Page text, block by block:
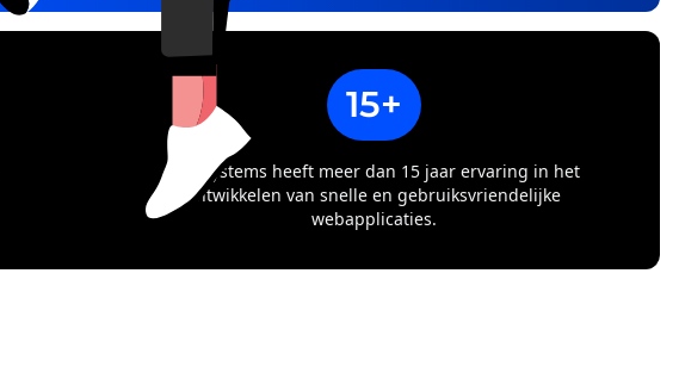
15+
XIM systems heeft meer dan 15 jaar ervaring in het
ontwikkelen van snelle en gebruiksvriendelijke
webapplicaties.